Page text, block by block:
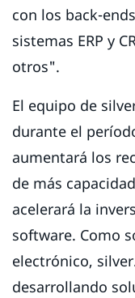
con los back-
sistemas ERP y
otros".
El equipo de
durante el
aumentará los
de más
acelerará la
software. Como
electrónico,
desarrollando